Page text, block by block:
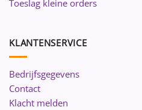
Toeslag kleine orders
KLANTENSERVICE
Bedrijfsgegevens
Contact
Klacht melden